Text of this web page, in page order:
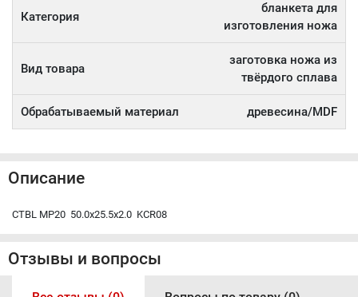
Категория
бланкета для
изготовления ножа
Вид товара
заготовка ножа из
твёрдого сплава
Обрабатываемый материал древесина/MDF
Описание
CTBL MP20 50.0x25.5x2.0 KCR08
Отзывы и вопросы